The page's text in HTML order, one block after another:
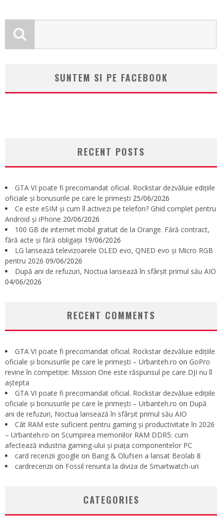
SUNTEM SI PE FACEBOOK
RECENT POSTS
GTA VI poate fi precomandat oficial. Rockstar dezvăluie edițiile
oficiale și bonusurile pe care le primești 25/06/2026
Ce este eSIM și cum îl activezi pe telefon? Ghid complet pentru
Android și iPhone 20/06/2026
100 GB de internet mobil gratuit de la Orange. Fără contract,
fără acte și fără obligații 19/06/2026
LG lansează televizoarele OLED evo, QNED evo și Micro RGB
pentru 2026 09/06/2026
După ani de refuzuri, Noctua lansează în sfârșit primul său AIO
04/06/2026
RECENT COMMENTS
GTA VI poate fi precomandat oficial. Rockstar dezvăluie edițiile
oficiale și bonusurile pe care le primești – Urbanteh.ro on GoPro
revine în competiție: Mission One este răspunsul pe care DJI nu îl
aștepta
GTA VI poate fi precomandat oficial. Rockstar dezvăluie edițiile
oficiale și bonusurile pe care le primești – Urbanteh.ro on După
ani de refuzuri, Noctua lansează în sfârșit primul său AIO
Cât RAM este suficient pentru gaming și productivitate în 2026
– Urbanteh.ro on Scumpirea memoriilor RAM DDR5: cum
afectează industria gaming-ului și piața componentelor PC
card recenzii google on Bang & Olufsen a lansat Beolab 8
cardrecenzii on Fossil renunta la diviza de Smartwatch-uri
CATEGORIES